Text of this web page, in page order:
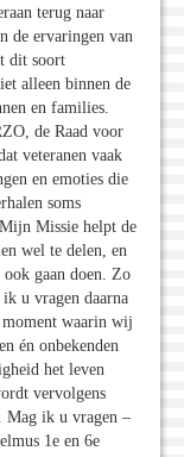
terug naar
de ervaringen van
dit soort
alleen binnen de
en families.
de Raad voor
veteranen vaak
en emoties die
soms
Missie helpt de
wel te delen, en
gaan doen. Zo
u vragen daarna
moment waarin wij
én onbekenden
het leven
vervolgens
Mag ik u vragen –
1e en 6e